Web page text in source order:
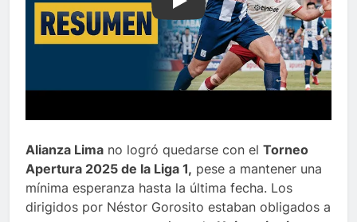
Play
Alianza Lima no logró quedarse con el Torneo
Apertura 2025 de la Liga 1, pese a mantener una
mínima esperanza hasta la última fecha. Los
dirigidos por Néstor Gorosito estaban obligados a